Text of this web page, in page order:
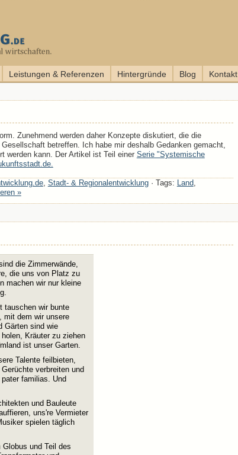
Leistungen & Referenzen Hintergründe Blog Kontakt
Zunehmend werden daher Konzepte diskutiert, die die
betreffen. Ich habe mir deshalb Gedanken gemacht,
werden kann. Der Artikel ist Teil einer Serie "Systemische
, Stadt- & Regionalentwicklung· Tags: Land,
»
die Zimmerwände,
die uns von Platz zu
machen wir nur kleine
tauschen wir bunte
mit dem wir unsere
Gärten sind wie
Kräuter zu ziehen
ist unser Garten.
Talente feilbieten,
verbreiten und
familias. Und
und Bauleute
uns're Vermieter
spielen täglich
und Teil des